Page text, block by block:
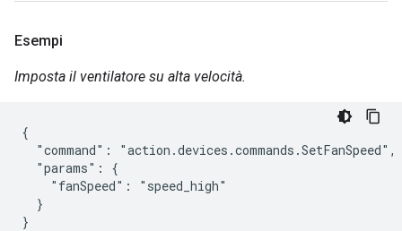
Esempi
Imposta il ventilatore su alta velocità.
{
  "command": "action.devices.commands.SetFanSpeed",
  "params": {
    "fanSpeed": "speed_high"
  }
}